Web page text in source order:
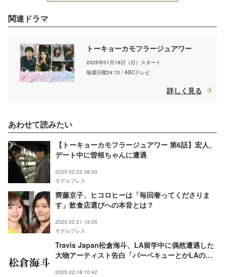
関連ドラマ
トーキョーカモフラージュアワー
2025年01月19日（日）スタート
毎週日曜24:10 / ABCテレビ
詳しく見る
あわせて読みたい
【トーキョーカモフラージュアワー 第6話】宏人、
デート中に曽根ちゃんに遭遇
2025.02.22 08:00
モデルプレス
齊藤京子、ヒコロヒーは「毎回奢ってくださりま
す」飲食店選びへの本音とは？
2025.02.21 19:05
モデルプレス
Travis Japan松倉海斗、LA留学中に偶然遭遇した
大物アーティスト告白「バーベキューとかLAのご
2025.02.18 10:42